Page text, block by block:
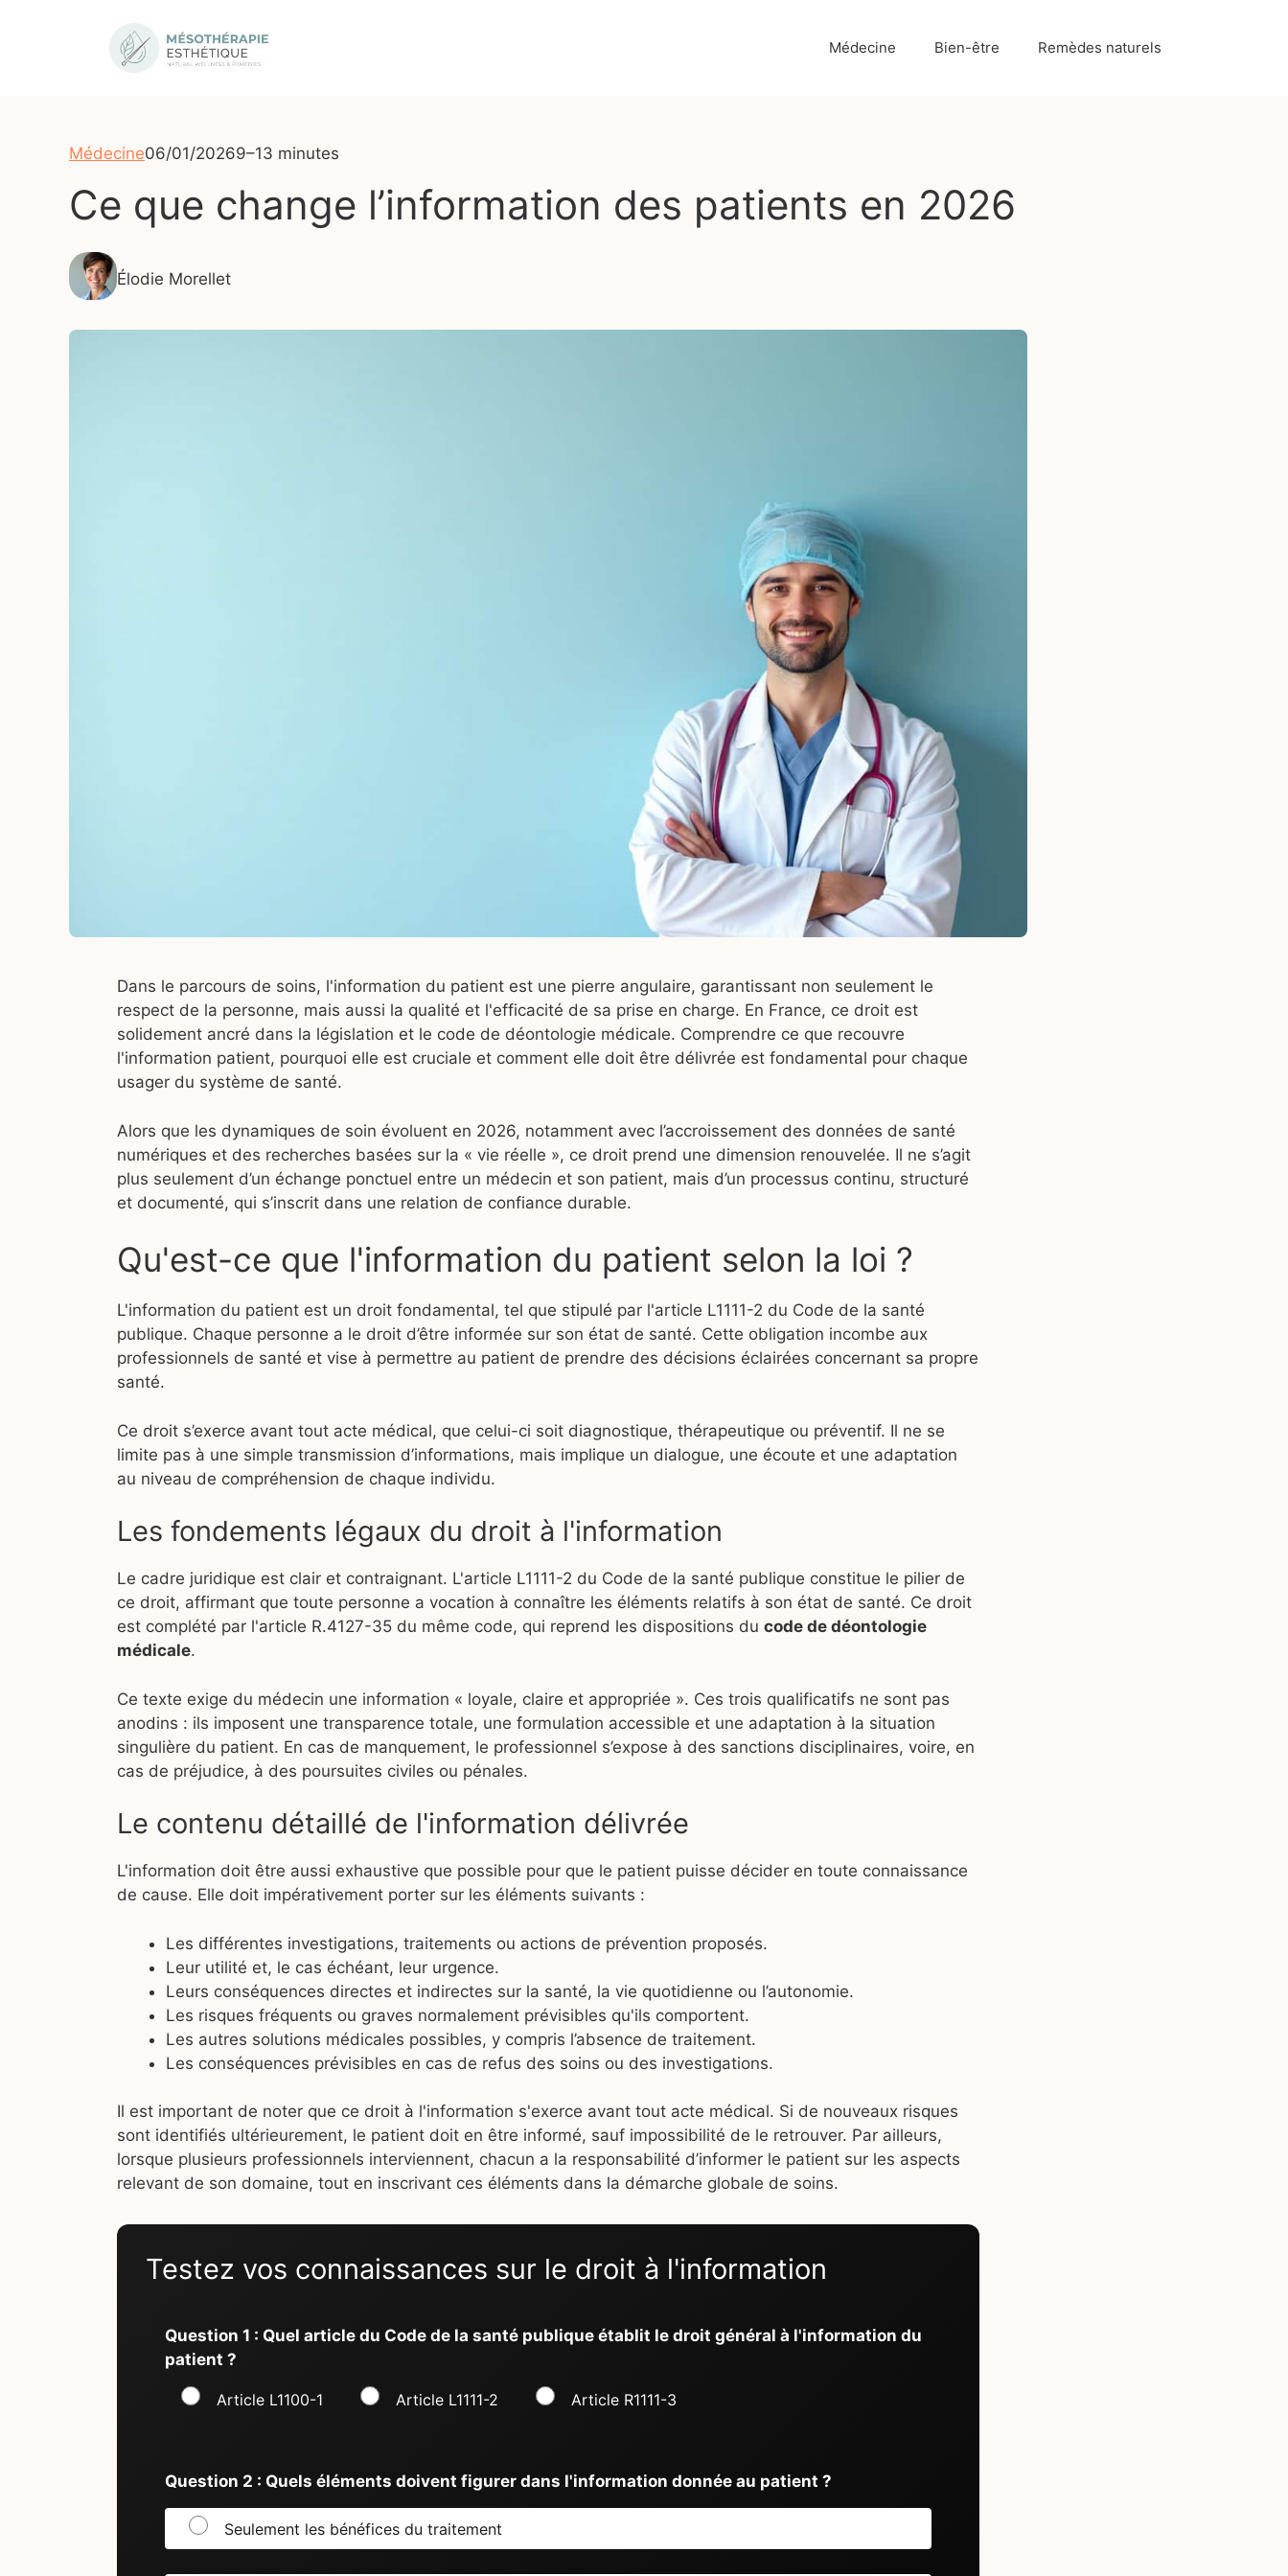
Médecine Bien-être Remèdes naturels
Médecine06/01/20269–13 minutes
Ce que change l’information des patients en 2026
Élodie Morellet
Dans le parcours de soins, l'information du patient est une pierre angulaire, garantissant non seulement le
respect de la personne, mais aussi la qualité et l'efficacité de sa prise en charge. En France, ce droit est
solidement ancré dans la législation et le code de déontologie médicale. Comprendre ce que recouvre
l'information patient, pourquoi elle est cruciale et comment elle doit être délivrée est fondamental pour chaque
usager du système de santé.
Alors que les dynamiques de soin évoluent en 2026, notamment avec l’accroissement des données de santé
numériques et des recherches basées sur la « vie réelle », ce droit prend une dimension renouvelée. Il ne s’agit
plus seulement d’un échange ponctuel entre un médecin et son patient, mais d’un processus continu, structuré
et documenté, qui s’inscrit dans une relation de confiance durable.
Qu'est-ce que l'information du patient selon la loi ?
L'information du patient est un droit fondamental, tel que stipulé par l'article L1111-2 du Code de la santé
publique. Chaque personne a le droit d’être informée sur son état de santé. Cette obligation incombe aux
professionnels de santé et vise à permettre au patient de prendre des décisions éclairées concernant sa propre
santé.
Ce droit s’exerce avant tout acte médical, que celui-ci soit diagnostique, thérapeutique ou préventif. Il ne se
limite pas à une simple transmission d’informations, mais implique un dialogue, une écoute et une adaptation
au niveau de compréhension de chaque individu.
Les fondements légaux du droit à l'information
Le cadre juridique est clair et contraignant. L'article L1111-2 du Code de la santé publique constitue le pilier de
ce droit, affirmant que toute personne a vocation à connaître les éléments relatifs à son état de santé. Ce droit
est complété par l'article R.4127-35 du même code, qui reprend les dispositions du code de déontologie
médicale.
Ce texte exige du médecin une information « loyale, claire et appropriée ». Ces trois qualificatifs ne sont pas
anodins : ils imposent une transparence totale, une formulation accessible et une adaptation à la situation
singulière du patient. En cas de manquement, le professionnel s’expose à des sanctions disciplinaires, voire, en
cas de préjudice, à des poursuites civiles ou pénales.
Le contenu détaillé de l'information délivrée
L'information doit être aussi exhaustive que possible pour que le patient puisse décider en toute connaissance
de cause. Elle doit impérativement porter sur les éléments suivants :
Les différentes investigations, traitements ou actions de prévention proposés.
Leur utilité et, le cas échéant, leur urgence.
Leurs conséquences directes et indirectes sur la santé, la vie quotidienne ou l’autonomie.
Les risques fréquents ou graves normalement prévisibles qu'ils comportent.
Les autres solutions médicales possibles, y compris l’absence de traitement.
Les conséquences prévisibles en cas de refus des soins ou des investigations.
Il est important de noter que ce droit à l'information s'exerce avant tout acte médical. Si de nouveaux risques
sont identifiés ultérieurement, le patient doit en être informé, sauf impossibilité de le retrouver. Par ailleurs,
lorsque plusieurs professionnels interviennent, chacun a la responsabilité d’informer le patient sur les aspects
relevant de son domaine, tout en inscrivant ces éléments dans la démarche globale de soins.
Testez vos connaissances sur le droit à l'information
Question 1 : Quel article du Code de la santé publique établit le droit général à l'information du
patient ?
Article L1100-1 Article L1111-2 Article R1111-3
Question 2 : Quels éléments doivent figurer dans l'information donnée au patient ?
Seulement les bénéfices du traitement